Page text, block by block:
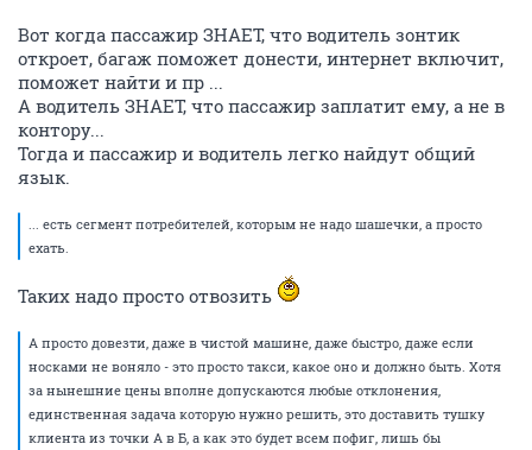
Вот когда пассажир ЗНАЕТ, что водитель зонтик
откроет, багаж поможет донести, интернет включит,
поможет найти и пр ...
А водитель ЗНАЕТ, что пассажир заплатит ему, а не в
контору...
Тогда и пассажир и водитель легко найдут общий
язык.
... есть сегмент потребителей, которым не надо шашечки, а просто
ехать.
Таких надо просто отвозить
А просто довезти, даже в чистой машине, даже быстро, даже если
носками не воняло - это просто такси, какое оно и должно быть. Хотя
за нынешние цены вполне допускаются любые отклонения,
единственная задача которую нужно решить, это доставить тушку
клиента из точки А в Б, а как это будет всем пофиг, лишь бы